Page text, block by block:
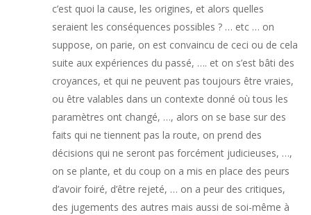
c’est quoi la cause, les origines, et alors quelles
seraient les conséquences possibles ? … etc … on
suppose, on parie, on est convaincu de ceci ou de cela
suite aux expériences du passé, …. et on s’est bâti des
croyances, et qui ne peuvent pas toujours être vraies,
ou être valables dans un contexte donné où tous les
paramètres ont changé, …, alors on se base sur des
faits qui ne tiennent pas la route, on prend des
décisions qui ne seront pas forcément judicieuses, …,
on se plante, et du coup on a mis en place des peurs
d’avoir foiré, d’être rejeté, … on a peur des critiques,
des jugements des autres mais aussi de soi-même à